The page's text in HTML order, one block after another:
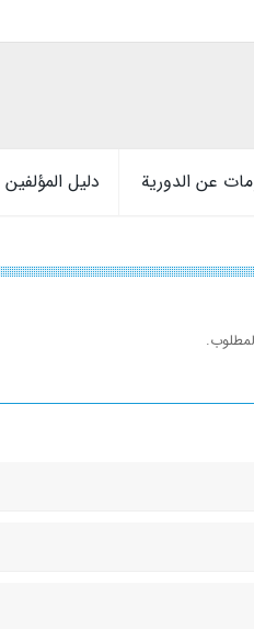
عن الدورية دليل المؤلفين